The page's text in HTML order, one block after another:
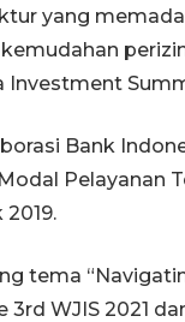
yang
Bank
Pelayanan
tema
3rd WJIS 2021